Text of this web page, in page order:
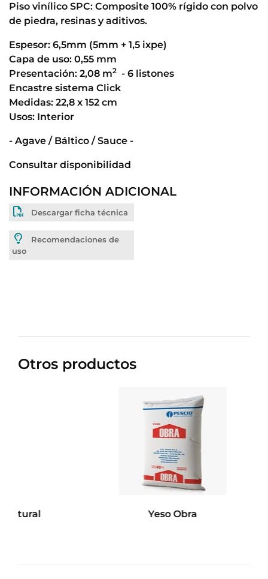
Piso vinílico SPC: Composite 100% rígido con polvo
de piedra, resinas y aditivos.
Espesor: 6,5mm (5mm + 1,5 ixpe)
Capa de uso: 0,55 mm
Presentación: 2,08 m2 - 6 listones
Encastre sistema Click
Medidas: 22,8 x 152 cm
Usos: Interior
- Agave / Báltico / Sauce -
Consultar disponibilidad
INFORMACIÓN ADICIONAL
Descargar ficha técnica
Recomendaciones de
uso
Otros productos
Yeso Obra